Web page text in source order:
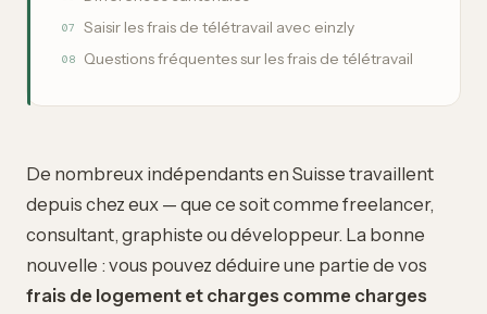
07 Saisir les frais de télétravail avec einzly
08 Questions fréquentes sur les frais de télétravail
De nombreux indépendants en Suisse travaillent
depuis chez eux — que ce soit comme freelancer,
consultant, graphiste ou développeur. La bonne
nouvelle : vous pouvez déduire une partie de vos
frais de logement et charges comme charges